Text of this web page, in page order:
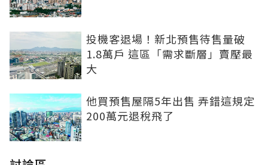
投機客退場！新北預售待售量破
1.8萬戶 這區「需求斷層」賣壓最
大
他買預售屋隔5年出售 弄錯這規定
200萬元退稅飛了